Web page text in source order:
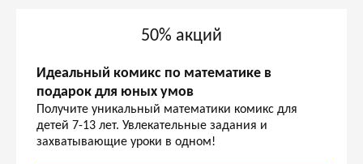
50% акций
Идеальный комикс по математике в
подарок для юных умов
Получите уникальный математики комикс для
детей 7-13 лет. Увлекательные задания и
захватывающие уроки в одном!